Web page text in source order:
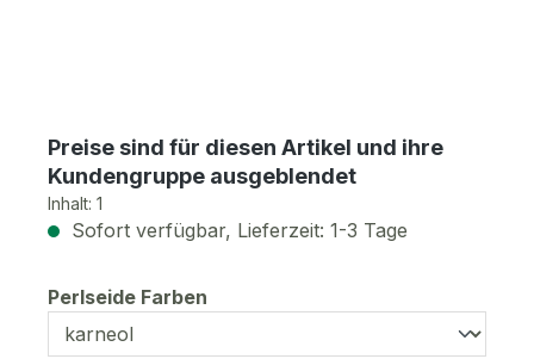
Preise sind für diesen Artikel und ihre
Kundengruppe ausgeblendet
Inhalt: 1
Sofort verfügbar, Lieferzeit: 1-3 Tage
Perlseide Farben